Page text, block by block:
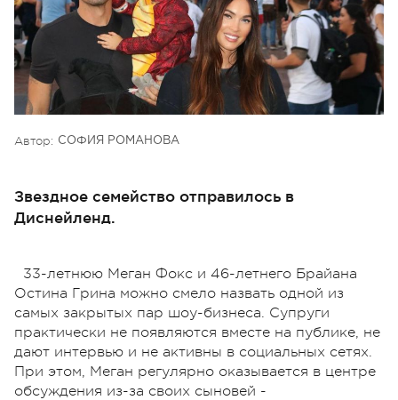
Автор: СОФИЯ РОМАНОВА
Звездное семейство отправилось в
Диснейленд.
33-летнюю Меган Фокс и 46-летнего Брайана
Остина Грина можно смело назвать одной из
самых закрытых пар шоу-бизнеса. Супруги
практически не появляются вместе на публике, не
дают интервью и не активны в социальных сетях.
При этом, Меган регулярно оказывается в центре
обсуждения из-за своих сыновей -